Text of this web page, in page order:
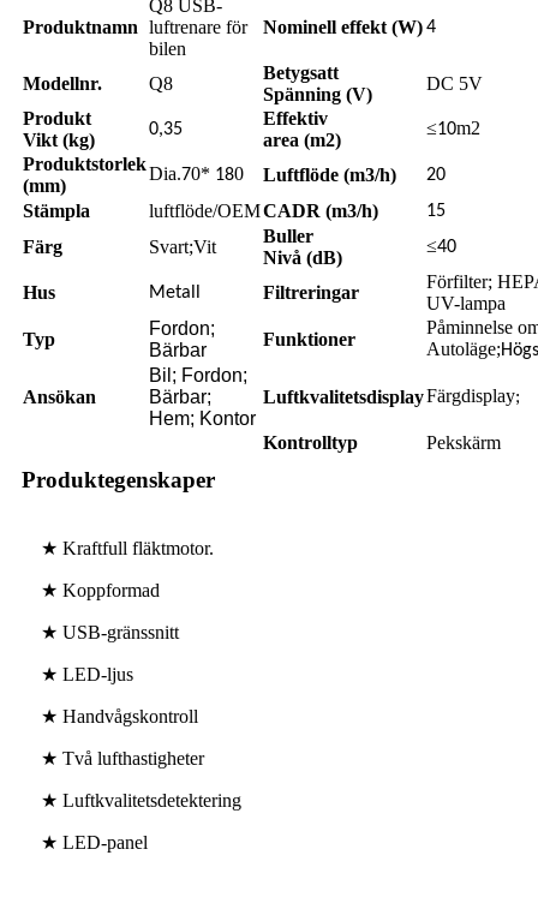
Produktnamn
Q8 USB-
luftrenare för
bilen
Nominell effekt (W)4
Modellnr. Q8
Betygsatt
Spänning (V)
DC 5V
Produkt
Vikt (kg)
0,35
Effektiv
area (m2)
≤10m2
Produktstorlek
(mm)
Dia.70* 180 Luftflöde (m3/h) 20
Stämpla luftflöde/OEMCADR (m3/h) 15
Färg Svart;Vit
Buller
Nivå (dB)
≤40
Hus Metall Filtreringar
Förfilter;
UV-lampa
Typ
Fordon;
Bärbar
Funktioner
Påminnelse
Autoläge;
Ansökan
Bil; Fordon;
Bärbar;
Hem; Kontor
LuftkvalitetsdisplayFärgdisplay;
Kontrolltyp Pekskärm
Produktegenskaper
★ Kraftfull fläktmotor.
★ Koppformad
★ USB-gränssnitt
★ LED-ljus
★ Handvågskontroll
★ Två lufthastigheter
★ Luftkvalitetsdetektering
★ LED-panel